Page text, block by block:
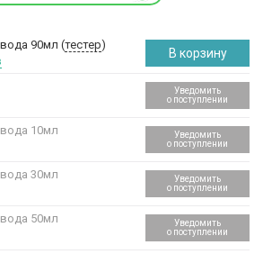
90мл (тестер)
В корзину
Уведомить
о поступлении
10мл
Уведомить
о поступлении
30мл
Уведомить
о поступлении
50мл
Уведомить
о поступлении